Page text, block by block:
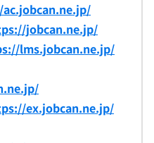
jobcan.ne.jp/
lms.jobcan.ne.jp/
ex.jobcan.ne.jp/